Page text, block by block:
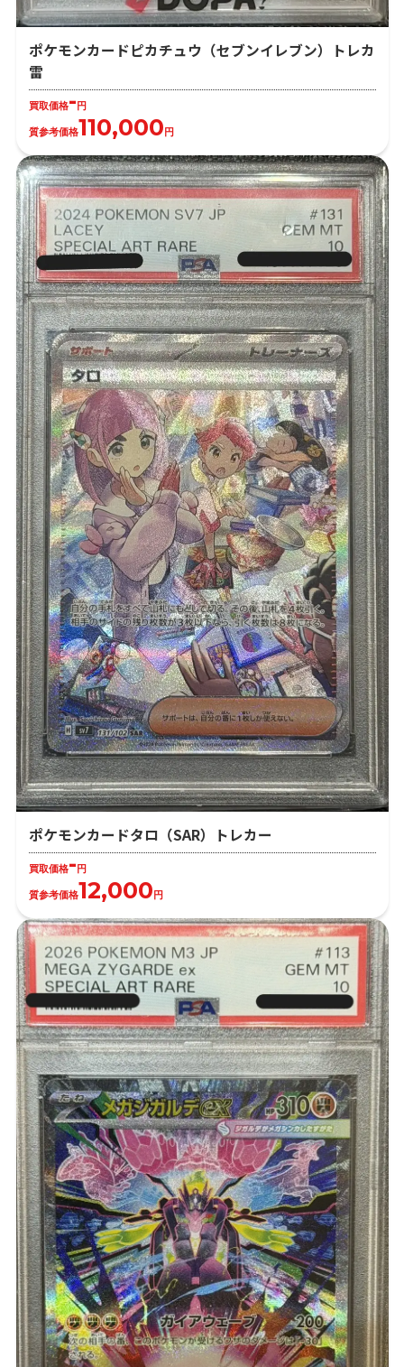
ポケモンカードピカチュウ（セブンイレブン）トレカ
雷
買取価格-円
質参考価格110,000円
ポケモンカードタロ（SAR）トレカー
買取価格-円
質参考価格12,000円